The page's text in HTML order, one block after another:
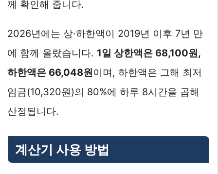
께 확인해 줍니다.
2026년에는 상·하한액이 2019년 이후 7년 만
에 함께 올랐습니다. 1일 상한액은 68,100원,
하한액은 66,048원이며, 하한액은 그해 최저
임금(10,320원)의 80%에 하루 8시간을 곱해
산정됩니다.
계산기 사용 방법